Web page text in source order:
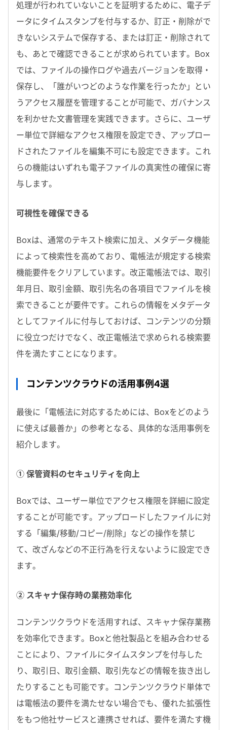
処理が行われていないことを証明するために、電子デ
ータにタイムスタンプを付与するか、訂正・削除がで
きないシステムで保存する、または訂正・削除されて
も、あとで確認できることが求められています。Box
では、ファイルの操作ログや過去バージョンを取得・
保存し、「誰がいつどのような作業を行ったか」とい
うアクセス履歴を管理することが可能で、ガバナンス
を利かせた文書管理を実践できます。さらに、ユーザ
ー単位で詳細なアクセス権限を設定でき、アップロー
ドされたファイルを編集不可にも設定できます。これ
らの機能はいずれも電子ファイルの真実性の確保に寄
与します。
可視性を確保できる
Boxは、通常のテキスト検索に加え、メタデータ機能
によって検索性を高めており、電帳法が規定する検索
機能要件をクリアしています。改正電帳法では、取引
年月日、取引金額、取引先名の各項目でファイルを検
索できることが要件です。これらの情報をメタデータ
としてファイルに付与しておけば、コンテンツの分類
に役立つだけでなく、改正電帳法で求められる検索要
件を満たすことになります。
コンテンツクラウドの活用事例4選
最後に「電帳法に対応するためには、Boxをどのよう
に使えば最善か」の参考となる、具体的な活用事例を
紹介します。
① 保管資料のセキュリティを向上
Boxでは、ユーザー単位でアクセス権限を詳細に設定
することが可能です。アップロードしたファイルに対
する「編集/移動/コピー/削除」などの操作を禁じ
て、改ざんなどの不正行為を行えないように設定でき
ます。
② スキャナ保存時の業務効率化
コンテンツクラウドを活用すれば、スキャナ保存業務
を効率化できます。Boxと他社製品とを組み合わせる
ことにより、ファイルにタイムスタンプを付与した
り、取引日、取引金額、取引先などの情報を抜き出し
たりすることも可能です。コンテンツクラウド単体で
は電帳法の要件を満たせない場合でも、優れた拡張性
をもつ他社サービスと連携させれば、要件を満たす機